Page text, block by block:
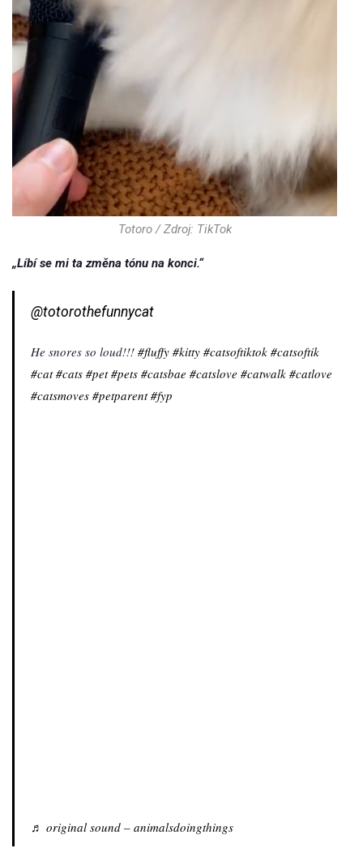
Totoro / Zdroj: TikTok
„Líbí se mi ta změna tónu na konci.“
@totorothefunnycat
He snores so loud!!! #fluffy #kitty #catsoftiktok #catsoftik
#cat #cats #pet #pets #catsbae #catslove #catwalk #catlove
#catsmoves #petparent #fyp
♬ original sound – animalsdoingthings